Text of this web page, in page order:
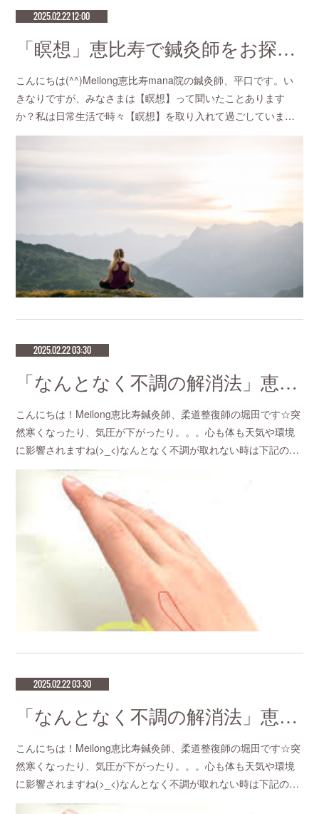
2025.02.22 12:00
「瞑想」恵比寿で鍼灸師をお探しなら恵比寿meilong
こんにちは(^^)Meilong恵比寿mana院の鍼灸師、平口です。い
きなりですが、みなさまは【瞑想】って聞いたことあります
か？私は日常生活で時々【瞑想】を取り入れて過ごしていま…
2025.02.22 03:30
「なんとなく不調の解消法」恵比寿で鍼灸師をお探しなら恵比寿meilong
こんにちは！Meilong恵比寿鍼灸師、柔道整復師の堀田です☆突
然寒くなったり、気圧が下がったり。。。心も体も天気や環境
に影響されますね(>_<)なんとなく不調が取れない時は下記の…
2025.02.22 03:30
「なんとなく不調の解消法」恵比寿で鍼灸師をお探しなら恵比寿meilong
こんにちは！Meilong恵比寿鍼灸師、柔道整復師の堀田です☆突
然寒くなったり、気圧が下がったり。。。心も体も天気や環境
に影響されますね(>_<)なんとなく不調が取れない時は下記の…